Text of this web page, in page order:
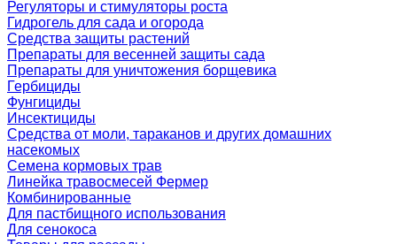
Регуляторы и стимуляторы роста
Гидрогель для сада и огорода
Средства защиты растений
Препараты для весенней защиты сада
Препараты для уничтожения борщевика
Гербициды
Фунгициды
Инсектициды
Средства от моли, тараканов и других домашних
насекомых
Семена кормовых трав
Линейка травосмесей Фермер
Комбинированные
Для пастбищного использования
Для сенокоса